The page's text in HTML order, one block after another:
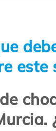
este